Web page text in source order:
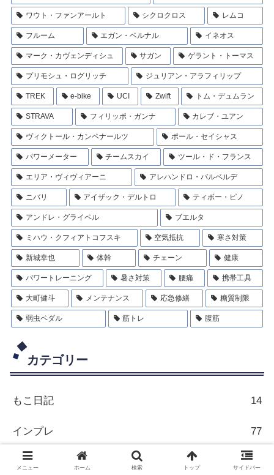
ワウト・ファンアールト シクロクロス レムコ
フルーム エガン・ベルナル イネオス
マーク・カヴェンディシュ サガン ゲラント・トーマス
プリモシュ・ログリッチ ジュリアン・アラフィリップ
TREK e-bike UCI Zwift トム・デュムラン
STRAVA フィリッポ・ガンナ カレブ・ユアン
ヴィクトール・カンペナールツ ポール・セイシャス
パワーメーター チームスカイ ツール・ド・フランス
エリア・ヴィヴィアーニ アレハンドロ・バルベルデ
ニバリ アイザック・デルトロ ティボー・ピノ
アンドレ・グライペル ブエルタ
ミハウ・クフィアトコフスキ 空気抵抗 寒さ対策
新城幸也 体幹 チェーン 健康
パワートレーニング 暑さ対策 腰痛 携帯工具
大町健斗 メンテナンス 応急修繕 糖質制限
弱虫ペダル 筋トレ 腹筋
カテゴリー
もこ日記 14
インプレ 77
チーム朝練その他 180
メニュー ホーム 検索 トップ サイドバー